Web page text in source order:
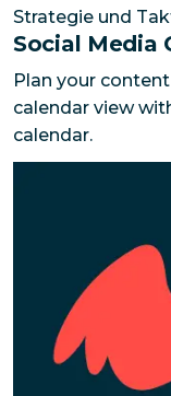
Strategie und
Social Media
Plan your
calendar view
calendar.
Instagram